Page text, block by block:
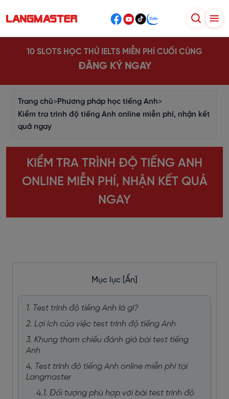
10 SLOTS HỌC THỬ IELTS MIỄN PHÍ CUỐI CÙNG
ĐĂNG KÝ NGAY
Trang chủ>Phương pháp học tiếng Anh>
Kiểm tra trình độ tiếng Anh online miễn phí, nhận kết
quả ngay
KIỂM TRA TRÌNH ĐỘ TIẾNG ANH
ONLINE MIỄN PHÍ, NHẬN KẾT QUẢ
NGAY
Mục lục [Ẩn]
1. Test trình độ tiếng Anh là gì?
2. Lợi ích của việc test trình độ tiếng Anh
3. Khung tham chiếu đánh giá bài test tiếng
Anh
4. Test trình độ tiếng Anh online miễn phí tại
Langmaster
4.1. Đối tượng phù hợp với bài test trình độ